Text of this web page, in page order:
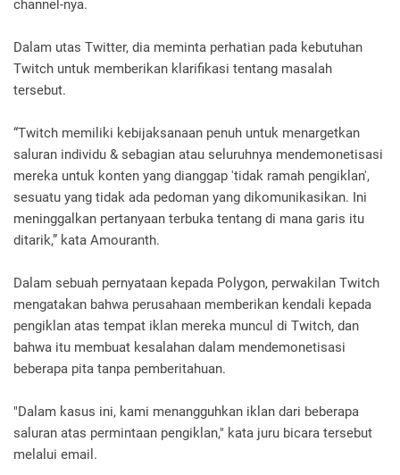
channel-nya.
Dalam utas Twitter, dia meminta perhatian pada kebutuhan
Twitch untuk memberikan klarifikasi tentang masalah
tersebut.
“Twitch memiliki kebijaksanaan penuh untuk menargetkan
saluran individu & sebagian atau seluruhnya mendemonetisasi
mereka untuk konten yang dianggap 'tidak ramah pengiklan',
sesuatu yang tidak ada pedoman yang dikomunikasikan. Ini
meninggalkan pertanyaan terbuka tentang di mana garis itu
ditarik,” kata Amouranth.
Dalam sebuah pernyataan kepada Polygon, perwakilan Twitch
mengatakan bahwa perusahaan memberikan kendali kepada
pengiklan atas tempat iklan mereka muncul di Twitch, dan
bahwa itu membuat kesalahan dalam mendemonetisasi
beberapa pita tanpa pemberitahuan.
"Dalam kasus ini, kami menangguhkan iklan dari beberapa
saluran atas permintaan pengiklan," kata juru bicara tersebut
melalui email.